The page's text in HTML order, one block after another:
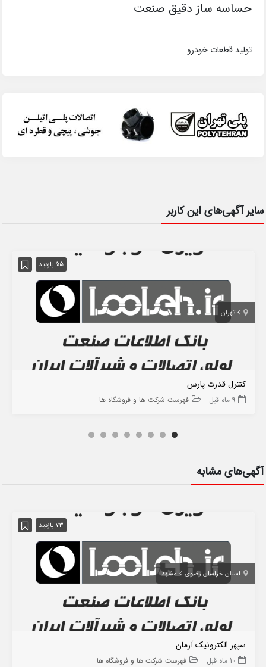
حساسه ساز دقیق صنعت
تولید قطعات خودرو
سایر آگهی‌های این کاربر
55 بازدید
تهران
کنترل قدرت پارس
9 ماه قبل فهرست شرکت ها و فروشگاه ها
آگهی‌های مشابه
73 بازدید
استان خراسان رضوی مشهد
سپهر الکترونیک آرمان
10 ماه قبل فهرست شرکت ها و فروشگاه ها